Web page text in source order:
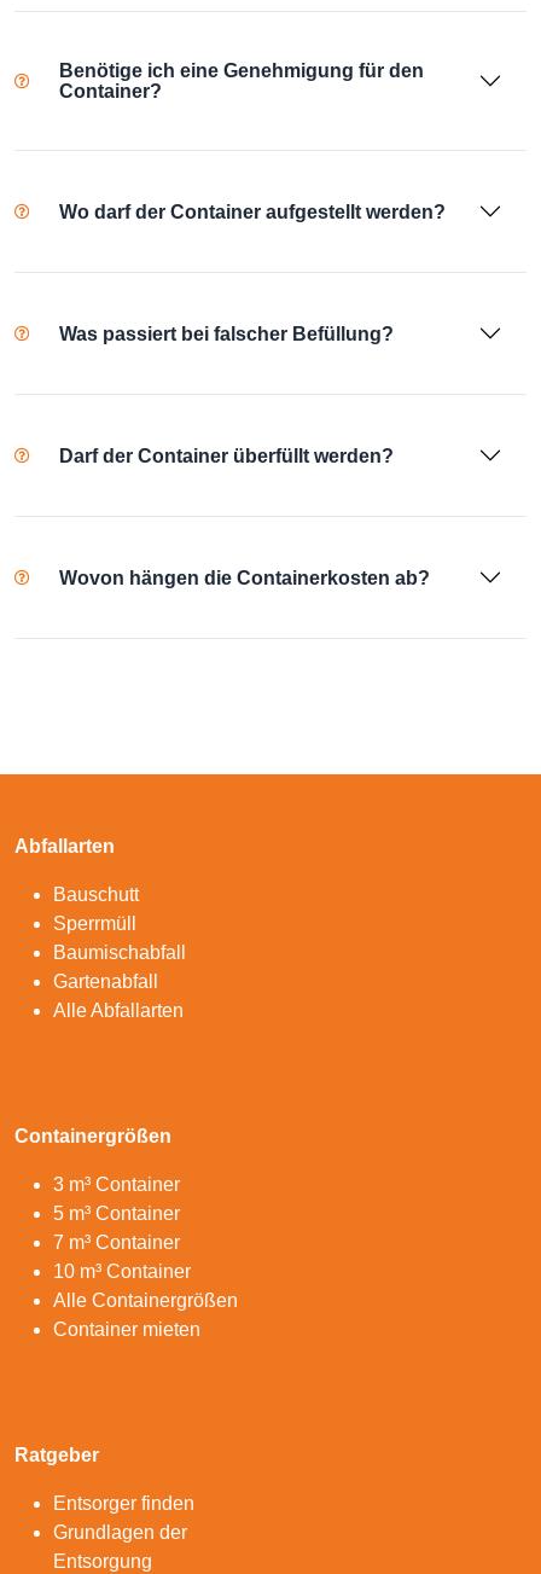
Benötige ich eine Genehmigung für den
Container?
Wo darf der Container aufgestellt werden?
Was passiert bei falscher Befüllung?
Darf der Container überfüllt werden?
Wovon hängen die Containerkosten ab?
Abfallarten
Bauschutt
Sperrmüll
Baumischabfall
Gartenabfall
Alle Abfallarten
Containergrößen
3 m³ Container
5 m³ Container
7 m³ Container
10 m³ Container
Alle Containergrößen
Container mieten
Ratgeber
Entsorger finden
Grundlagen der
Entsorgung